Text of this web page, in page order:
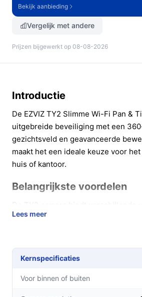
Bekijk aanbieding
Vergelijk met andere
Prijzen bijgewerkt op 08-08-2026
Introductie
De EZVIZ TY2 Slimme Wi-Fi Pan &
uitgebreide beveiliging met een
gezichtsveld en geavanceerde
maakt het een ideale keuze voor
huis of kantoor.
Belangrijkste voordelen
bijdragen aan jouw gemoedsrust.
Volledige dekking: Dankzij de
kun je elke hoek van de ruimte
zonder dat je meerdere
Lees meer
Kernspecificaties
Voor binnen of buiten